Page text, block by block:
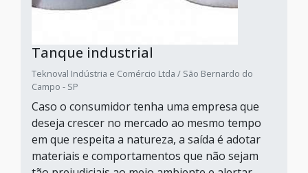
Tanque industrial
Teknoval Indústria e Comércio Ltda / São Bernardo do
Campo - SP
Caso o consumidor tenha uma empresa que
deseja crescer no mercado ao mesmo tempo
em que respeita a natureza, a saída é adotar
materiais e comportamentos que não sejam